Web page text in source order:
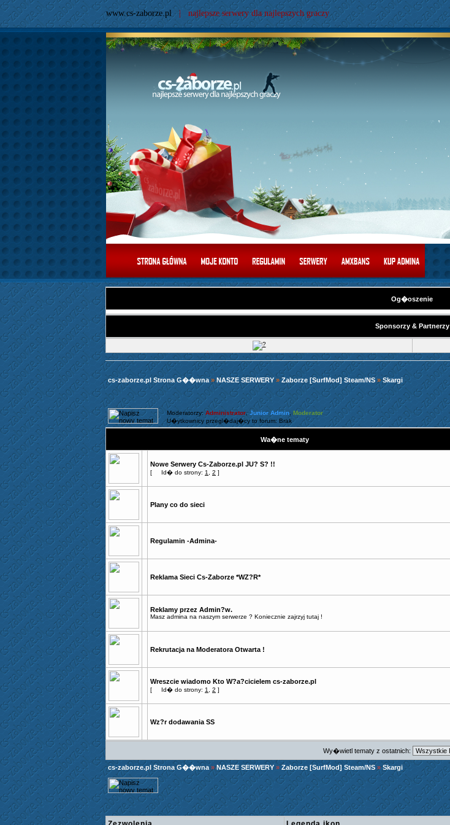
www.cs-zaborze.pl | najlepsze serwery dla najlepszych graczy
Og�oszenie
Sponsorzy & Partnerzy
cs-zaborze.pl Strona G��wna »NASZE SERWERY »Zaborze [SurfMod] Steam/NS »Skargi
Moderatorzy: Administrator,Junior Admin, Moderator
U�ytkownicy przegl�daj�cy to forum: Brak
Wa�ne tematy
Nowe Serwery Cs-Zaborze.pl JU? S? !!
[ Id� do strony: 1 2 ]
Plany co do sieci
Regulamin -Admina-
Reklama Sieci Cs-Zaborze *WZ?R*
Reklamy przez Admin?w.
Masz admina na naszym serwerze ? Koniecznie zajrzyj tutaj !
Rekrutacja na Moderatora Otwarta !
Wreszcie wiadomo Kto W?a?cicielem cs-zaborze.pl
[ Id� do strony: 1 2 ]
Wz?r dodawania SS
Wy�wietl tematy z ostatnich:
cs-zaborze.pl Strona G��wna »NASZE SERWERY »Zaborze [SurfMod] Steam/NS »Skargi